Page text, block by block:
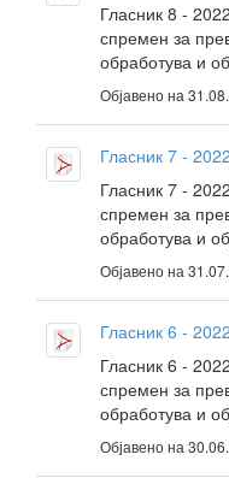
Гласник 8 -
спремен за
обработува и
Објавено на
Гласник 7 - 2022
Гласник 7 -
спремен за
обработува и
Објавено на
Гласник 6 - 2022
Гласник 6 -
спремен за
обработува и
Објавено на